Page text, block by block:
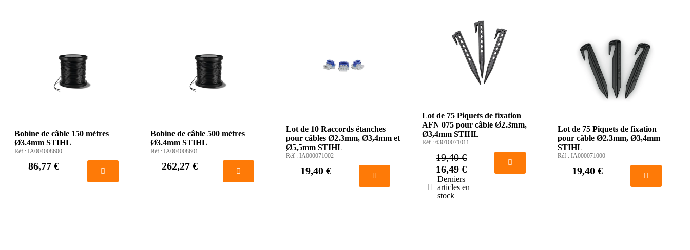
Bobine de câble 150 mètres
Ø3.4mm STIHL
Réf : IA004008600
86,77 €
Bobine de câble 500 mètres
Ø3.4mm STIHL
Réf : IA004008601
262,27 €
Lot de 10 Raccords étanches
pour câbles Ø2.3mm, Ø3,4mm et
Ø5,5mm STIHL
Réf :IA000071002
19,40 €
Lot de 75 Piquets de fixation
AFN 075 pour câble Ø2.3mm,
Ø3,4mm STIHL
Réf : 63010071011
19,40 €
16,49 €
Derniers
articles en
stock
Lot de 75 Piquets de fixation
pour câble Ø2.3mm, Ø3,4mm
STIHL
Réf :IA000071000
19,40 €